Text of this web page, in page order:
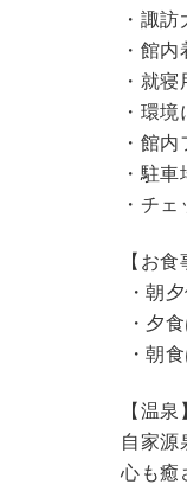
・諏
・館
・就
・環
・館
・駐
・チ
【お食
・朝
・夕
・朝
【温泉
自家源
心も癒